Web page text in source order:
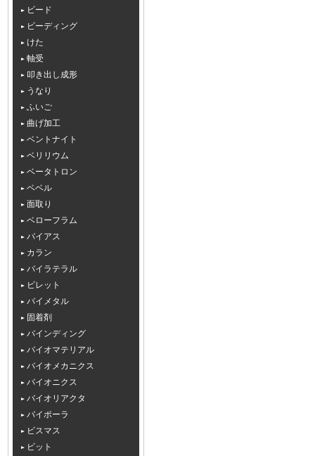
ビード
ビーディング
けた
軸受
叩き出し成形
うなり
ふいご
曲げ加工
ベントナイト
ベリリウム
ベータトロン
ベベル
面取り
ベローフラム
バイアス
カラン
バイラテラル
ビレット
バイメタル
固着剤
バインディング
バイオマテリアル
バイオメカニクス
バイオニクス
バイオリアクタ
バイポーラ
ビスマス
ビット